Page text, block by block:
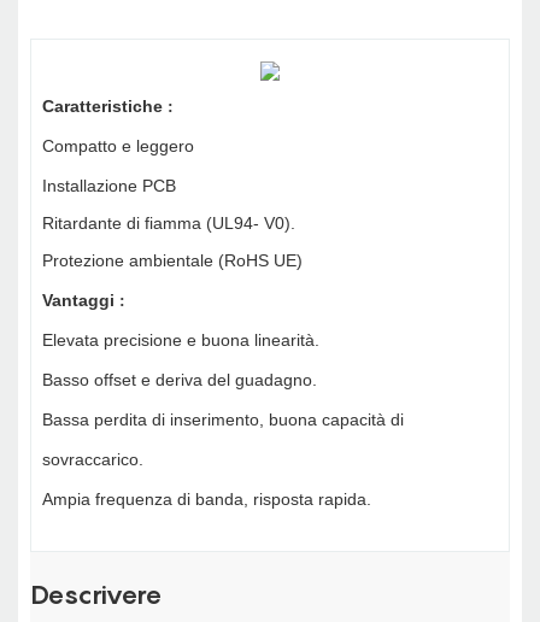
Caratteristiche :
Compatto e leggero
Installazione PCB
Ritardante di fiamma (UL94- V0).
Protezione ambientale (RoHS UE)
Vantaggi :
Elevata precisione e buona linearità.
Basso offset e deriva del guadagno.
Bassa perdita di inserimento, buona capacità di
sovraccarico.
Ampia frequenza di banda, risposta rapida.
Descrivere